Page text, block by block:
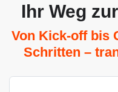
Ihr Weg
Von Kick-off bis
Schritten –